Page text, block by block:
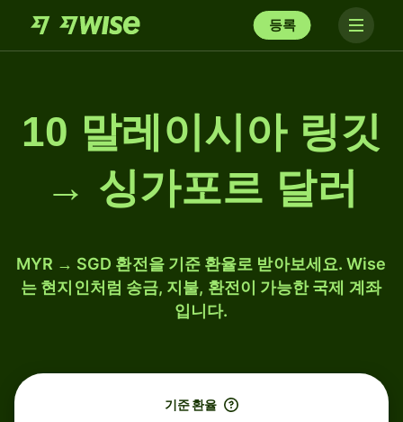
등록
10 말레이시아 링깃
→ 싱가포르 달러
MYR → SGD 환전을 기준 환율로 받아보세요. Wise
는 현지인처럼 송금, 지불, 환전이 가능한 국제 계좌
입니다.
기준 환율